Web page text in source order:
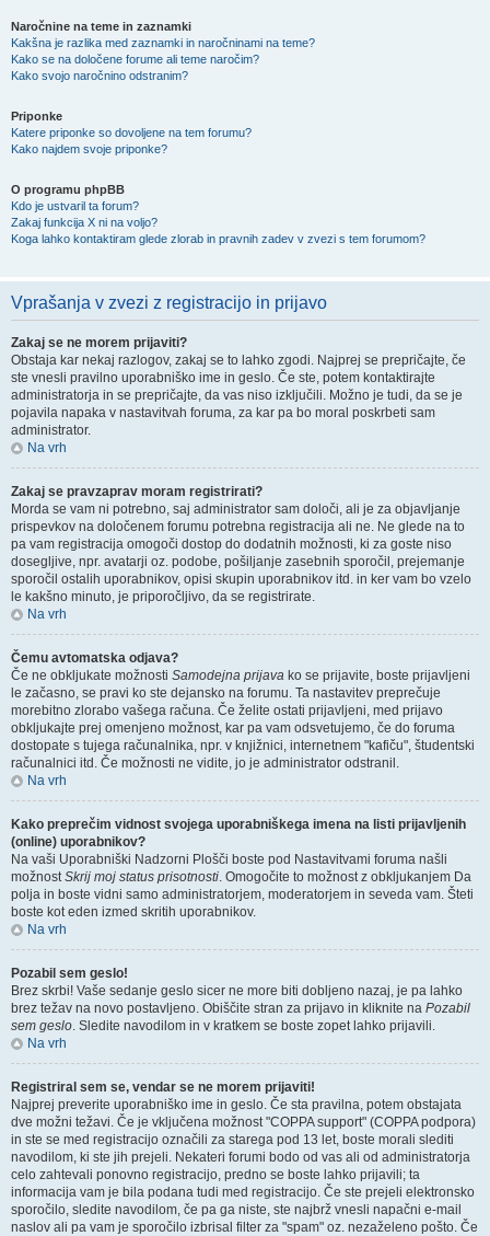
Naročnine na teme in zaznamki
Kakšna je razlika med zaznamki in naročninami na teme?
Kako se na določene forume ali teme naročim?
Kako svojo naročnino odstranim?
Priponke
Katere priponke so dovoljene na tem forumu?
Kako najdem svoje priponke?
O programu phpBB
Kdo je ustvaril ta forum?
Zakaj funkcija X ni na voljo?
Koga lahko kontaktiram glede zlorab in pravnih zadev v zvezi s tem forumom?
Vprašanja v zvezi z registracijo in prijavo
Zakaj se ne morem prijaviti?
Obstaja kar nekaj razlogov, zakaj se to lahko zgodi. Najprej se prepričajte, če
ste vnesli pravilno uporabniško ime in geslo. Če ste, potem kontaktirajte
administratorja in se prepričajte, da vas niso izključili. Možno je tudi, da se je
pojavila napaka v nastavitvah foruma, za kar pa bo moral poskrbeti sam
administrator.
Na vrh
Zakaj se pravzaprav moram registrirati?
Morda se vam ni potrebno, saj administrator sam določi, ali je za objavljanje
prispevkov na določenem forumu potrebna registracija ali ne. Ne glede na to
pa vam registracija omogoči dostop do dodatnih možnosti, ki za goste niso
dosegljive, npr. avatarji oz. podobe, pošiljanje zasebnih sporočil, prejemanje
sporočil ostalih uporabnikov, opisi skupin uporabnikov itd. in ker vam bo vzelo
le kakšno minuto, je priporočljivo, da se registrirate.
Na vrh
Čemu avtomatska odjava?
Če ne obkljukate možnosti Samodejna prijava ko se prijavite, boste prijavljeni
le začasno, se pravi ko ste dejansko na forumu. Ta nastavitev preprečuje
morebitno zlorabo vašega računa. Če želite ostati prijavljeni, med prijavo
obkljukajte prej omenjeno možnost, kar pa vam odsvetujemo, če do foruma
dostopate s tujega računalnika, npr. v knjižnici, internetnem "kafiču", študentski
računalnici itd. Če možnosti ne vidite, jo je administrator odstranil.
Na vrh
Kako preprečim vidnost svojega uporabniškega imena na listi prijavljenih
(online) uporabnikov?
Na vaši Uporabniški Nadzorni Plošči boste pod Nastavitvami foruma našli
možnostSkrij moj status prisotnosti. Omogočite to možnost z obkljukanjem Da
polja in boste vidni samo administratorjem, moderatorjem in seveda vam. Šteti
boste kot eden izmed skritih uporabnikov.
Na vrh
Pozabil sem geslo!
Brez skrbi! Vaše sedanje geslo sicer ne more biti dobljeno nazaj, je pa lahko
brez težav na novo postavljeno. Obiščite stran za prijavo in kliknite na Pozabil
sem geslo. Sledite navodilom in v kratkem se boste zopet lahko prijavili.
Na vrh
Registriral sem se, vendar se ne morem prijaviti!
Najprej preverite uporabniško ime in geslo. Če sta pravilna, potem obstajata
dve možni težavi. Če je vključena možnost "COPPA support" (COPPA podpora)
in ste se med registracijo označili za starega pod 13 let, boste morali slediti
navodilom, ki ste jih prejeli. Nekateri forumi bodo od vas ali od administratorja
celo zahtevali ponovno registracijo, predno se boste lahko prijavili; ta
informacija vam je bila podana tudi med registracijo. Če ste prejeli elektronsko
sporočilo, sledite navodilom, če pa ga niste, ste najbrž vnesli napačni e-mail
naslov ali pa vam je sporočilo izbrisal filter za "spam" oz. nezaželeno pošto. Če